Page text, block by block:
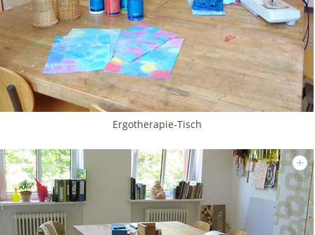
Ergotherapie-Tisch